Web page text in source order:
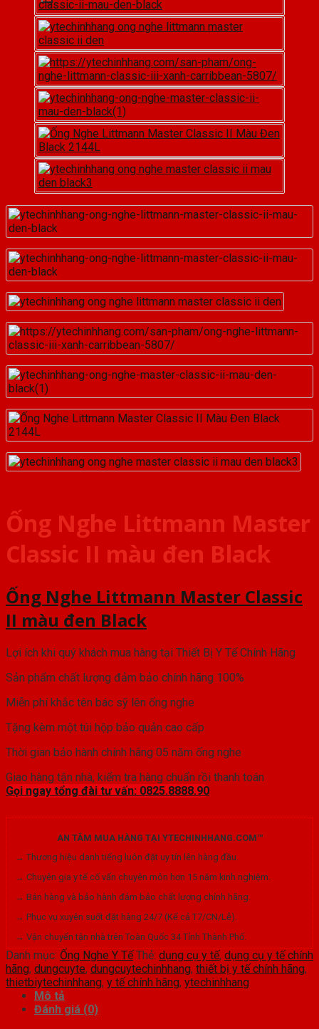
Ống Nghe Littmann Master
Classic II màu đen Black
Ống Nghe Littmann Master Classic
II màu đen Black
Lợi ích khi quý khách mua hàng tại Thiết Bị Y Tế Chính Hãng
Sản phẩm chất lượng đảm bảo chính hãng 100%
Miễn phí khắc tên bác sỹ lên ống nghe
Tặng kèm một túi hộp bảo quản cao cấp
Thời gian bảo hành chính hãng 05 năm ống nghe
Giao hàng tận nhà, kiểm tra hàng chuẩn rồi thanh toán
Gọi ngay tổng đài tư vấn: 0825.8888.90
AN TÂM MUA HÀNG TẠI YTECHINHHANG.COM™
→ Thương hiệu danh tiếng luôn đặt uy tín lên hàng đầu.
→ Chuyên gia y tế cố vấn chuyên môn hơn 15 năm kinh nghiệm.
→ Bán hàng và bảo hành đảm bảo chất lượng chính hãng.
→ Phục vụ xuyên suốt đặt hàng 24/7 (Kể cả T7/CN/Lễ).
→ Vận chuyển tận nhà trên Toàn Quốc 34 Tỉnh Thành Phố.
Danh mục: Ống Nghe Y Tế Thẻ: dụng cụ y tế, dụng cụ y tế chính
hãng, dungcuyte, dungcuytechinhhang, thiết bị y tế chính hãng,
thietbiytechinhhang, y tế chính hãng, ytechinhhang
Mô tả
Đánh giá (0)